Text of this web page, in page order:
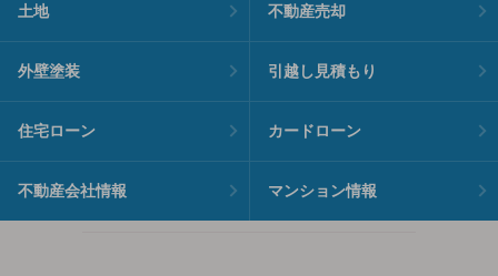
土地 不動産売却
外壁塗装 引越し見積もり
住宅ローン カードローン
不動産会社情報 マンション情報